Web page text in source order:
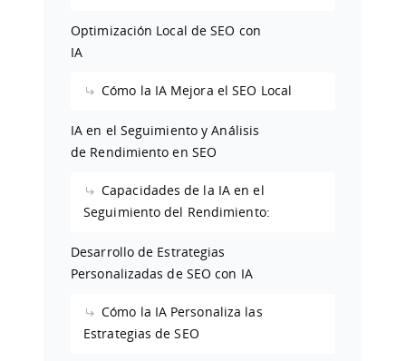
Optimización Local de SEO con
IA
Cómo la IA Mejora el SEO Local
IA en el Seguimiento y Análisis
de Rendimiento en SEO
Capacidades de la IA en el
Seguimiento del Rendimiento:
Desarrollo de Estrategias
Personalizadas de SEO con IA
Cómo la IA Personaliza las
Estrategias de SEO